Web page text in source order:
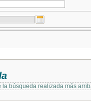
la búsqueda realizada más